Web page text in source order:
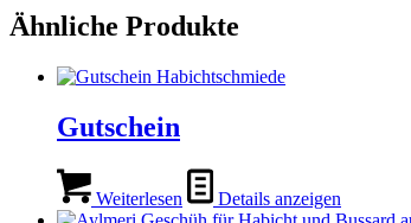
Ähnliche Produkte
Gutschein
Weiterlesen Details anzeigen